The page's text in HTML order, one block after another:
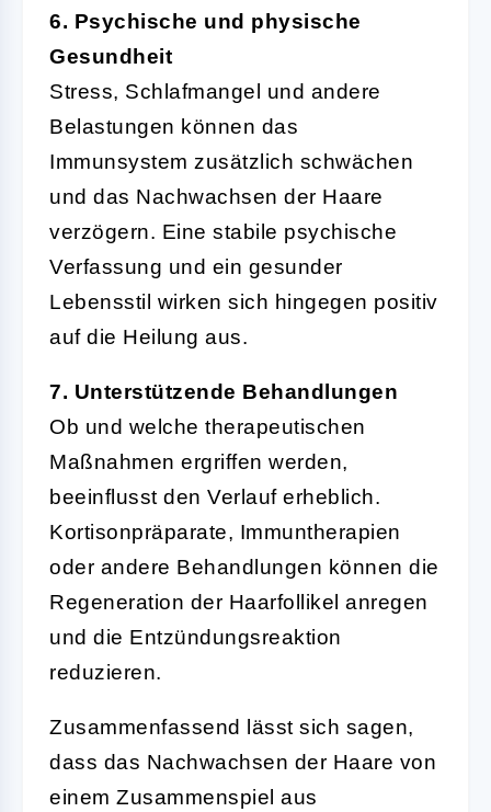
6. Psychische und physische
Gesundheit
Stress, Schlafmangel und andere
Belastungen können das
Immunsystem zusätzlich schwächen
und das Nachwachsen der Haare
verzögern. Eine stabile psychische
Verfassung und ein gesunder
Lebensstil wirken sich hingegen positiv
auf die Heilung aus.
7. Unterstützende Behandlungen
Ob und welche therapeutischen
Maßnahmen ergriffen werden,
beeinflusst den Verlauf erheblich.
Kortisonpräparate, Immuntherapien
oder andere Behandlungen können die
Regeneration der Haarfollikel anregen
und die Entzündungsreaktion
reduzieren.
Zusammenfassend lässt sich sagen,
dass das Nachwachsen der Haare von
einem Zusammenspiel aus